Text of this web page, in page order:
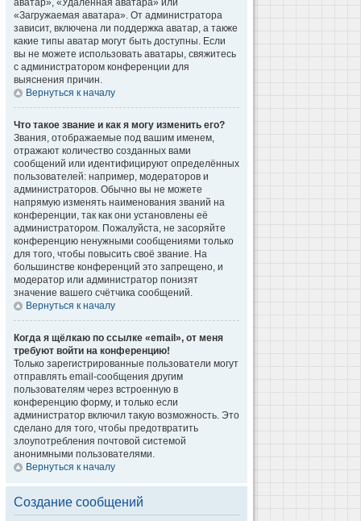
аватар», «Удалённая аватара» или
«Загружаемая аватара». От администратора
зависит, включена ли поддержка аватар, а также
какие типы аватар могут быть доступны. Если
вы не можете использовать аватары, свяжитесь
с администратором конференции для
выяснения причин.
Вернуться к началу
Что такое звание и как я могу изменить его?
Звания, отображаемые под вашим именем,
отражают количество созданных вами
сообщений или идентифицируют определённых
пользователей: например, модераторов и
администраторов. Обычно вы не можете
напрямую изменять наименования званий на
конференции, так как они установлены её
администратором. Пожалуйста, не засоряйте
конференцию ненужными сообщениями только
для того, чтобы повысить своё звание. На
большинстве конференций это запрещено, и
модератор или администратор понизят
значение вашего счётчика сообщений.
Вернуться к началу
Когда я щёлкаю по ссылке «email», от меня
требуют войти на конференцию!
Только зарегистрированные пользователи могут
отправлять email-сообщения другим
пользователям через встроенную в
конференцию форму, и только если
администратор включил такую возможность. Это
сделано для того, чтобы предотвратить
злоупотребления почтовой системой
анонимными пользователями.
Вернуться к началу
Создание сообщений